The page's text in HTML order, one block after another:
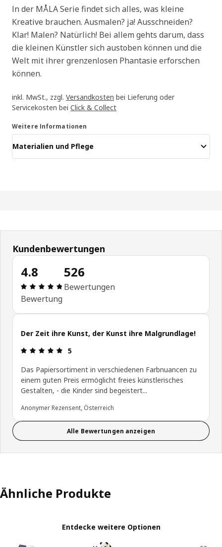
In der MÅLA Serie findet sich alles, was kleine
Kreative brauchen. Ausmalen? ja! Ausschneiden?
Klar! Malen? Natürlich! Bei allem gehts darum, dass
die kleinen Künstler sich austoben können und die
Welt mit ihrer grenzenlosen Phantasie erforschen
können.
inkl. MwSt., zzgl. Versandkosten bei Lieferung oder
Servicekosten bei Click & Collect
Weitere Informationen
Materialien und Pflege
Kundenbewertungen
4.8
Produktbewertung: 4.8 von 5 Sterne Alle
Bewertung
526
Bewertungen
Der Zeit ihre Kunst, der Kunst ihre Malgrundlage!
Produktbewertung: 5 von 5 Sterne
5
Das Papiersortiment in verschiedenen Farbnuancen zu
einem guten Preis ermöglicht freies künstlerisches
Gestalten, - die Kinder sind begeistert...
Anonymer Rezensent, Österreich
Alle Bewertungen anzeigen
Ähnliche Produkte
Entdecke weitere Optionen